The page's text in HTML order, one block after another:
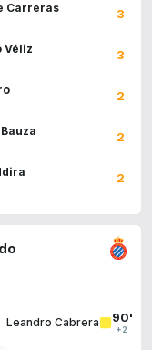
Carreras 3
Véliz 3
2
2
2
90'
+2
Leandro Cabrera